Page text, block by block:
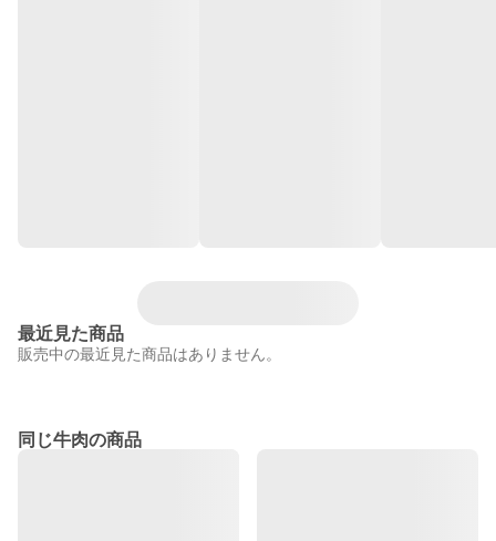
最近見た商品
販売中の最近見た商品はありません。
同じ牛肉の商品